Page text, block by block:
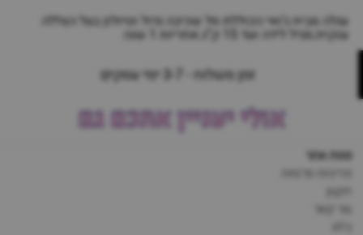
עגלה מבית ג’ואי הכוללת סל שכיבה גדול וטיולון בעל הצללה
ענקית.מגיל לידה ועד 15 ק”ג.אחריות 1 שנה
זמן משלוח - 3-7 ימי עסקים
אולי יעניין אתכם גם
מפת אתר
צור קשר